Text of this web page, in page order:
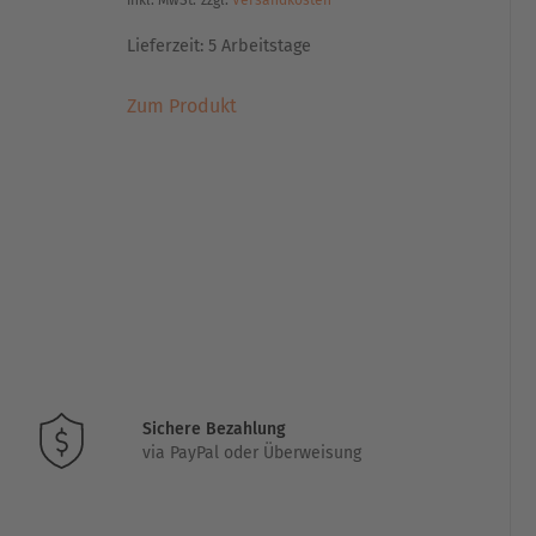
Lieferzeit: 5 Arbeitstage
Zum ProduktProdukt
gewählt
werden
Sichere Bezahlung
via PayPal oder Überweisung